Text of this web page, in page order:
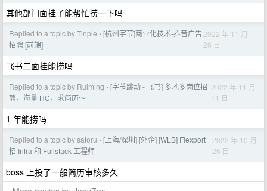
其他部门面挂了能帮忙捞一下吗
Replied to a topic by Tinple › [杭州字节]商业化技术-抖音广告
招聘 [前端]
2022 年 11 月
26 日
飞书二面挂能捞吗
Replied to a topic by Ruiming › [字节跳动 - 飞书] 多地多岗位招
聘，海量 HC，求简历～
2022 年 11 月
11 日
1 年能捞吗
Replied to a topic by satoru › [上海/深圳] [外企] [WLB] Flexport
招 Infra 和 Fullstack 工程师
2022 年 10 月
25 日
boss 上投了一般简历审核多久